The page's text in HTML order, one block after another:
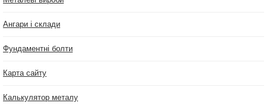
Ангари і склади
Фундаментні болти
Карта сайту
Калькулятор металу